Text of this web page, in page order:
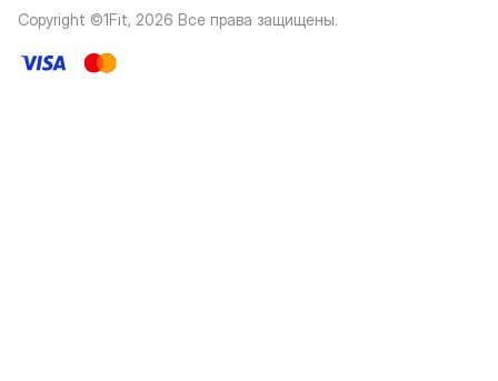
Copyright ©1Fit, 2026 Все права защищены.